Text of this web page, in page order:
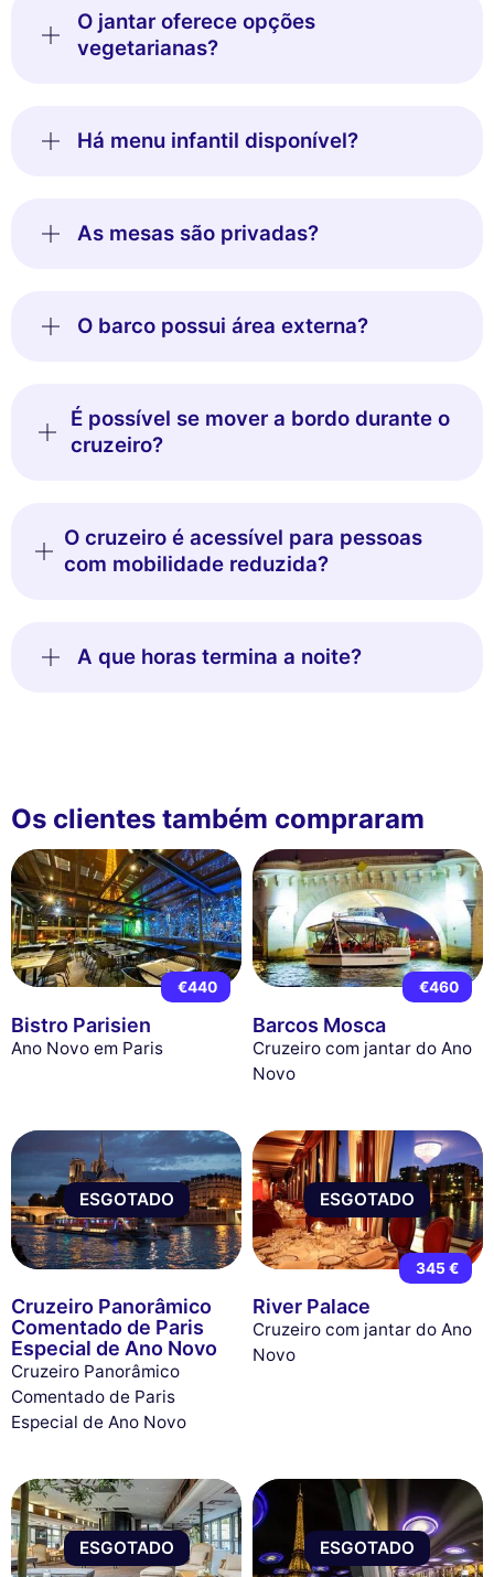
O jantar oferece opções
vegetarianas?
Há menu infantil disponível?
As mesas são privadas?
O barco possui área externa?
É possível se mover a bordo durante o
cruzeiro?
O cruzeiro é acessível para pessoas
com mobilidade reduzida?
A que horas termina a noite?
Os clientes também compraram
€440
Bistro Parisien
Ano Novo em Paris
€460
Barcos Mosca
Cruzeiro com jantar do Ano
Novo
ESGOTADO
Cruzeiro Panorâmico
Comentado de Paris
Especial de Ano Novo
Cruzeiro Panorâmico
Comentado de Paris
Especial de Ano Novo
ESGOTADO
345 €
River Palace
Cruzeiro com jantar do Ano
Novo
ESGOTADO ESGOTADO